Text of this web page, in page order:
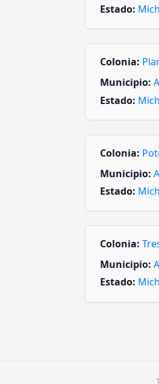
Estado:
Colonia:
Municipio:
Estado:
Colonia:
Municipio:
Estado:
Colonia:
Municipio:
Estado: